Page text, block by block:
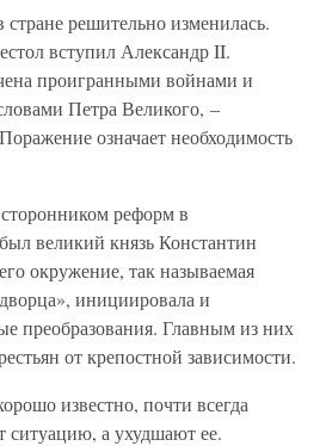
решительно изменилась.
вступил Александр II.
проигранными войнами и
Петра Великого, –
означает необходимость
реформ в
великий князь Константин
окружение, так называемая
инициировала и
преобразования. Главным из них
от крепостной зависимости.
известно, почти всегда
ситуацию, а ухудшают ее.